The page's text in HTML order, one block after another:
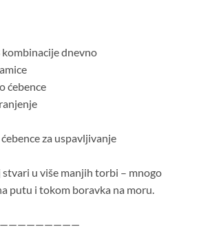
kombinacije dnevno
ćebence
za uspavljivanje
u više manjih torbi – mnogo
putu i tokom boravka na moru.